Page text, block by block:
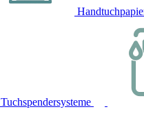
Tuchspendersysteme